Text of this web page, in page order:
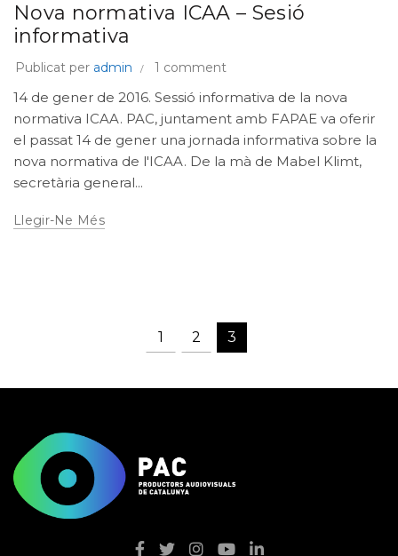
Nova normativa ICAA – Sesió
informativa
Publicat per admin 1 comment
14 de gener de 2016. Sessió informativa de la nova
normativa ICAA. PAC, juntament amb FAPAE va oferir
el passat 14 de gener una jornada informativa sobre la
nova normativa de l'ICAA. De la mà de Mabel Klimt,
secretària general...
Llegir-Ne Més
1 2 3